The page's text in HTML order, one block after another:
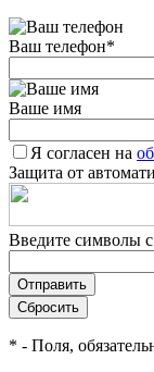
Ваш телефон*
Ваше имя
Я согласен на
Защита от
Введите символы
* - Поля,